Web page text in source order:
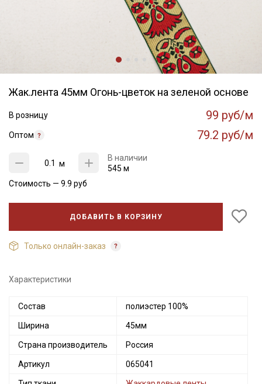
Жак.лента 45мм Огонь-цветок на зеленой основе
В розницу 99 руб/м
Оптом 79.2 руб/м
м
В наличии
545 м
Стоимость — 9.9 руб
ДОБАВИТЬ В КОРЗИНУ
Только онлайн-заказ
Характеристики
Состав полиэстер 100%
Ширина 45мм
Страна производитель Россия
Артикул 065041